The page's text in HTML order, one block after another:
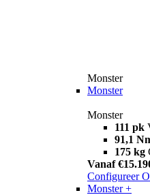
Monster
Monster
Monster
111 pk
91,1
175 kg
Vanaf
Configureer
Monster +